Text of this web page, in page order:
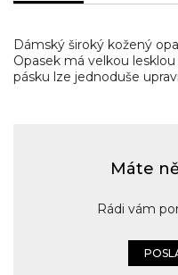
Dámský široký kožený
Opasek má velkou
pásku lze jednoduše
Máte
Rádi vám